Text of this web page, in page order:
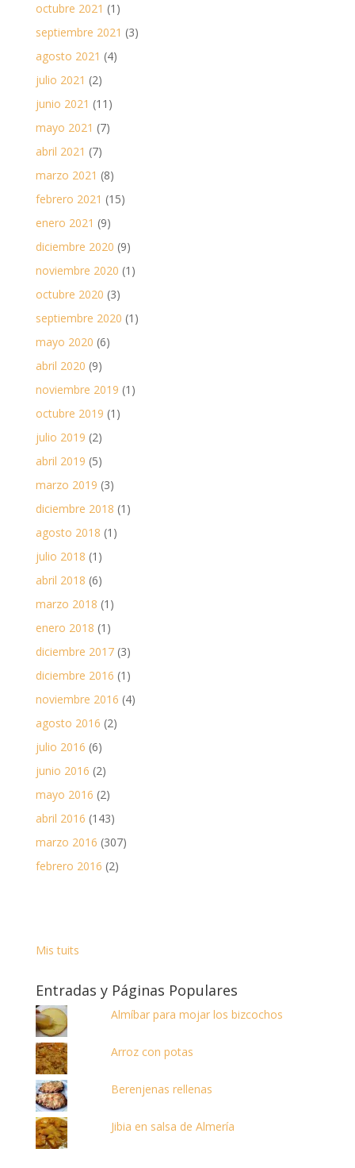
octubre 2021 (1)
septiembre 2021 (3)
agosto 2021 (4)
julio 2021 (2)
junio 2021 (11)
mayo 2021 (7)
abril 2021 (7)
marzo 2021 (8)
febrero 2021 (15)
enero 2021 (9)
diciembre 2020 (9)
noviembre 2020 (1)
octubre 2020 (3)
septiembre 2020 (1)
mayo 2020 (6)
abril 2020 (9)
noviembre 2019 (1)
octubre 2019 (1)
julio 2019 (2)
abril 2019 (5)
marzo 2019 (3)
diciembre 2018 (1)
agosto 2018 (1)
julio 2018 (1)
abril 2018 (6)
marzo 2018 (1)
enero 2018 (1)
diciembre 2017(3)
diciembre 2016 (1)
noviembre 2016 (4)
agosto 2016 (2)
julio 2016 (6)
junio 2016 (2)
mayo 2016 (2)
abril 2016 (143)
marzo 2016 (307)
febrero 2016 (2)
Mis tuits
Entradas y Páginas Populares
Almíbar para mojar los bizcochos
Arroz con potas
Berenjenas rellenas
Jibia en salsa de Almería